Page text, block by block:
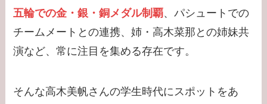
【学歴】中居正広の出
身大学・高校のエピソ
五輪での金・銀・銅メダル制覇、パシュートでの
チームメートとの連携、姉・高木菜那との姉妹共
演など、常に注目を集める存在です。
そんな高木美帆さんの学生時代にスポットをあ